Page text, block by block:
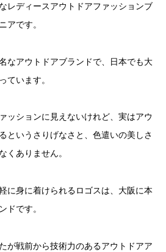
レディースアウトドアファッションブ
アです。
なアウトドアブランドで、日本でも大
ています。
ッションに見えないけれど、実はアウ
というさりげなさと、色遣いの美しさ
くありません。
に身に着けられるロゴスは、大阪に本
ドです。
が戦前から技術力のあるアウトドアア